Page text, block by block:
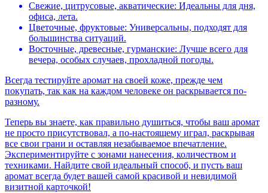
Свежие, цитрусовые, акватические: Идеальны для дня,
офиса, лета.
Цветочные, фруктовые: Универсальны, подходят для
большинства ситуаций.
Восточные, древесные, гурманские: Лучше всего для
вечера, особых случаев, прохладной погоды.
Всегда тестируйте аромат на своей коже, прежде чем
покупать, так как на каждом человеке он раскрывается по-
разному.
Теперь вы знаете, как правильно душиться, чтобы ваш аромат
не просто присутствовал, а по-настоящему играл, раскрывая
все свои грани и оставляя незабываемое впечатление.
Экспериментируйте с зонами нанесения, количеством и
техниками. Найдите свой идеальный способ, и пусть ваш
аромат всегда будет вашей самой красивой и невидимой
визитной карточкой!